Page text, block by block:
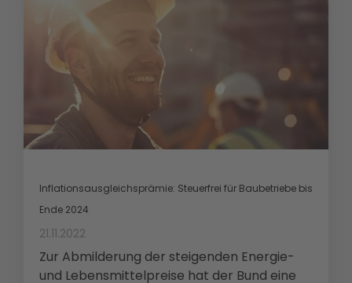
Inflationsausgleichsprämie: Steuerfrei für Baubetriebe bis
Ende 2024
21.11.2022
Zur Abmilderung der steigenden Energie-
und Lebensmittelpreise hat der Bund eine